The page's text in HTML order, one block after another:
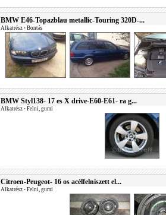
BMW E46-Topazblau metallic-Touring 320D-...
Alkatrész • Bontás
BMW Styl138- 17 es X drive-E60-E61- ra g...
Alkatrész • Felni, gumi
Citroen-Peugeot- 16 os acélfelniszett el...
Alkatrész • Felni, gumi